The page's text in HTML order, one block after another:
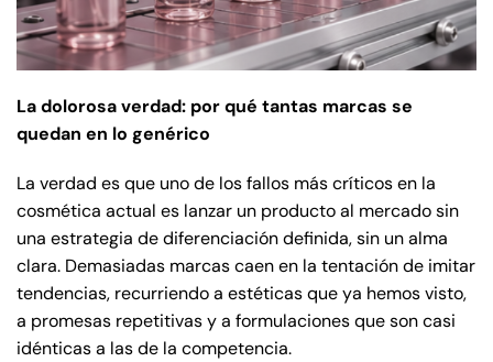
La dolorosa verdad: por qué tantas marcas se
quedan en lo genérico
La verdad es que uno de los fallos más críticos en la
cosmética actual es lanzar un producto al mercado sin
una estrategia de diferenciación definida, sin un alma
clara. Demasiadas marcas caen en la tentación de imitar
tendencias, recurriendo a estéticas que ya hemos visto,
a promesas repetitivas y a formulaciones que son casi
idénticas a las de la competencia.